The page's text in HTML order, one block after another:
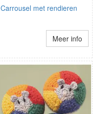
Carrousel met rendieren
Meer info